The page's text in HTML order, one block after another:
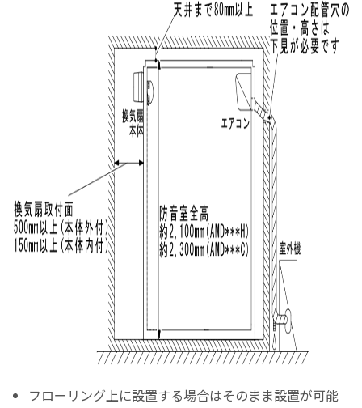
フローリング上に設置する場合はそのまま設置が可能